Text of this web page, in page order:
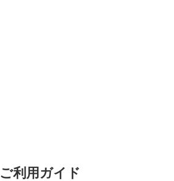
ご利用ガイド